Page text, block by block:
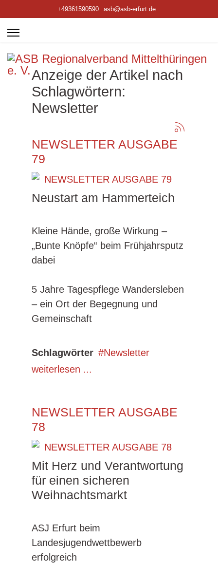
+49361590590 asb@asb-erfurt.de
Anzeige der Artikel nach
Schlagwörtern:
Newsletter
NEWSLETTER AUSGABE
79
Neustart am Hammerteich
Kleine Hände, große Wirkung –
„Bunte Knöpfe“ beim Frühjahrsputz
dabei
5 Jahre Tagespflege Wandersleben
– ein Ort der Begegnung und
Gemeinschaft
Schlagwörter
Newsletter
weiterlesen ...
NEWSLETTER AUSGABE
78
Mit Herz und Verantwortung
für einen sicheren
Weihnachtsmarkt
ASJ Erfurt beim
Landesjugendwettbewerb
erfolgreich